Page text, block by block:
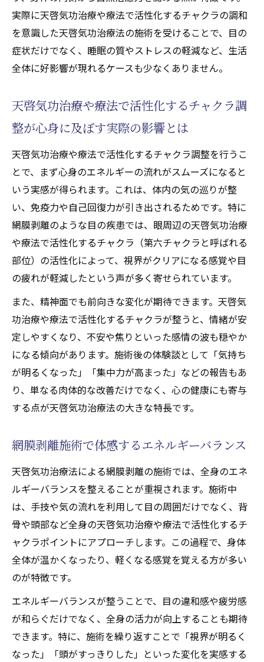
実際に天啓気功治療や療法で活性化するチャクラの調和
を意識した天啓気功治療法の施術を受けることで、目の
症状だけでなく、睡眠の質やストレスの軽減など、生活
全体に好影響が現れるケースも少なくありません。
天啓気功治療や療法で活性化するチャクラ調
整が心身に及ぼす実際の影響とは
天啓気功治療や療法で活性化するチャクラ調整を行うこ
とで、まず心身のエネルギーの流れがスムーズになると
いう実感が得られます。これは、体内の気の巡りが整
い、免疫力や自己回復力が引き出されるためです。特に
網膜剥離のような目の疾患では、眼周辺の天啓気功治療
や療法で活性化するチャクラ（第六チャクラと呼ばれる
部位）の活性化によって、視界がクリアになる感覚や目
の疲れが軽減したという声が多く寄せられています。
また、精神面でも前向きな変化が期待できます。天啓気
功治療や療法で活性化するチャクラが整うと、情緒が安
定しやすくなり、不安や焦りといった感情の波も穏やか
になる傾向があります。施術後の体験談として「気持ち
が明るくなった」「集中力が高まった」などの報告もあ
り、単なる肉体的な改善だけでなく、心の健康にも寄与
する点が天啓気功治療法の大きな特長です。
網膜剥離施術で体感するエネルギーバランス
天啓気功治療法による網膜剥離の施術では、全身のエネ
ルギーバランスを整えることが重視されます。施術中
は、手技や気の流れを利用して目の周囲だけでなく、背
骨や頭部など全身の天啓気功治療や療法で活性化するチ
ャクラポイントにアプローチします。この過程で、身体
全体が温かくなったり、軽くなる感覚を覚える方が多い
のが特徴です。
エネルギーバランスが整うことで、目の違和感や疲労感
が和らぐだけでなく、全身の活力が向上することも期待
できます。特に、施術を繰り返すことで「視界が明るく
なった」「頭がすっきりした」といった変化を実感する